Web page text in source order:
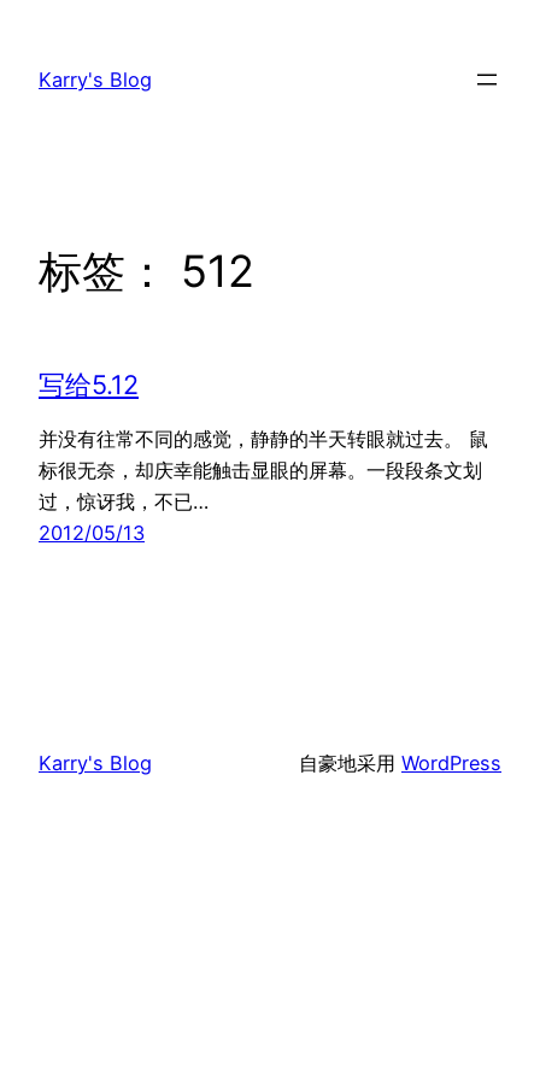
Karry's Blog
标签： 512
写给5.12
并没有往常不同的感觉，静静的半天转眼就过去。 鼠
标很无奈，却庆幸能触击显眼的屏幕。一段段条文划
过，惊讶我，不已…
2012/05/13
Karry's Blog 自豪地采用 WordPress